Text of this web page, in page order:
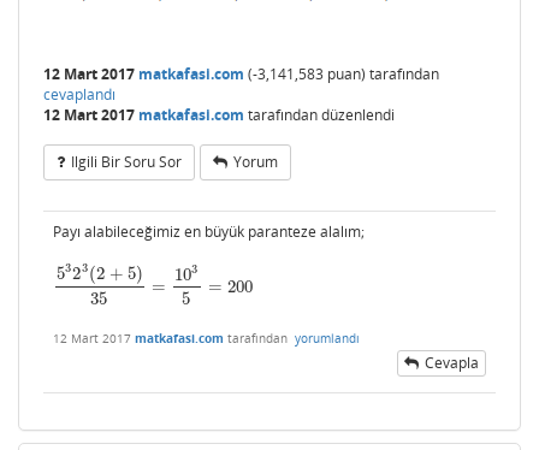
12 Mart 2017 matkafasi.com (-3,141,583 puan) tarafından
cevaplandı
12 Mart 2017 matkafasi.com tarafındandüzenlendi
Ilgili Bir Soru Sor Yorum
Payı alabileceğimiz en büyük paranteze alalım;
5323(2 + 5)
35
=
103
5
= 200
5323(2+5)35= 103 5=200
12 Mart 2017 matkafasi.com tarafından yorumlandı
Cevapla